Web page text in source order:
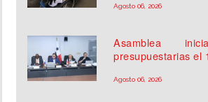
Agosto 06, 2026
Asamblea
presupuestarias el
Agosto 06, 2026